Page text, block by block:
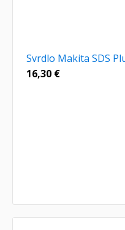
Svrdlo Makita SDS
16,30 €